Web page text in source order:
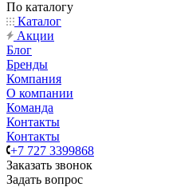
По каталогу
Каталог
Акции
Блог
Бренды
Компания
О компании
Команда
Контакты
Контакты
+7 727 3399868
Заказать звонок
Задать вопрос